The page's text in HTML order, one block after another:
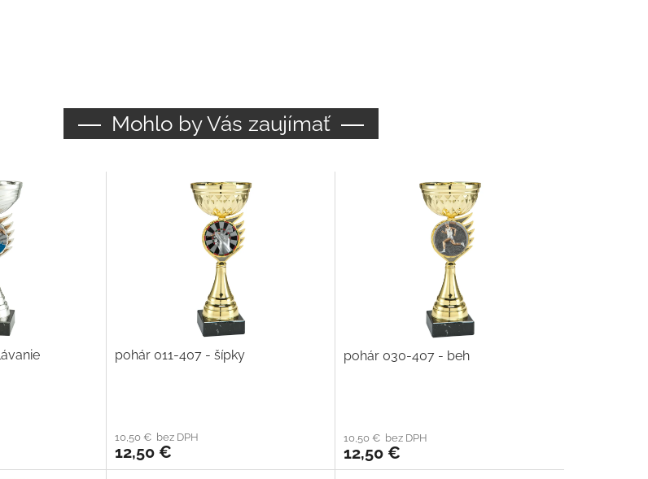
Mohlo by Vás zaujímať
pohár 011-407 - šípky
10,50 € bez DPH
12,50 €
pohár 030-407 - beh
10,50 € bez DPH
12,50 €